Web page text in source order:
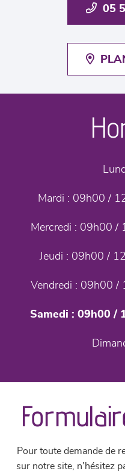
05
Mardi : 09h00 /
Mercredi : 09h00 /
Jeudi : 09h00 /
Vendredi : 09h00 /
Samedi : 09h00 /
Pour toute demande de
sur notre site, n'hésitez